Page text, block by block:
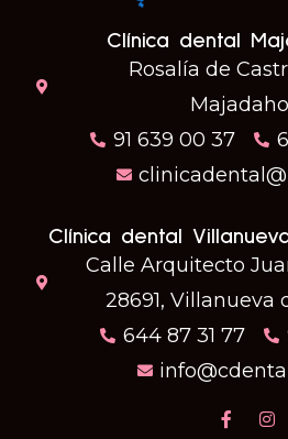
Clínica dental
Rosalía de
91 639 00 37
Clínica dental
Calle Arquitecto
28691, Villanueva
644 87 31 77